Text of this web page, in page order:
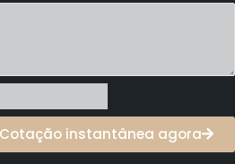
Cotação instantânea agora